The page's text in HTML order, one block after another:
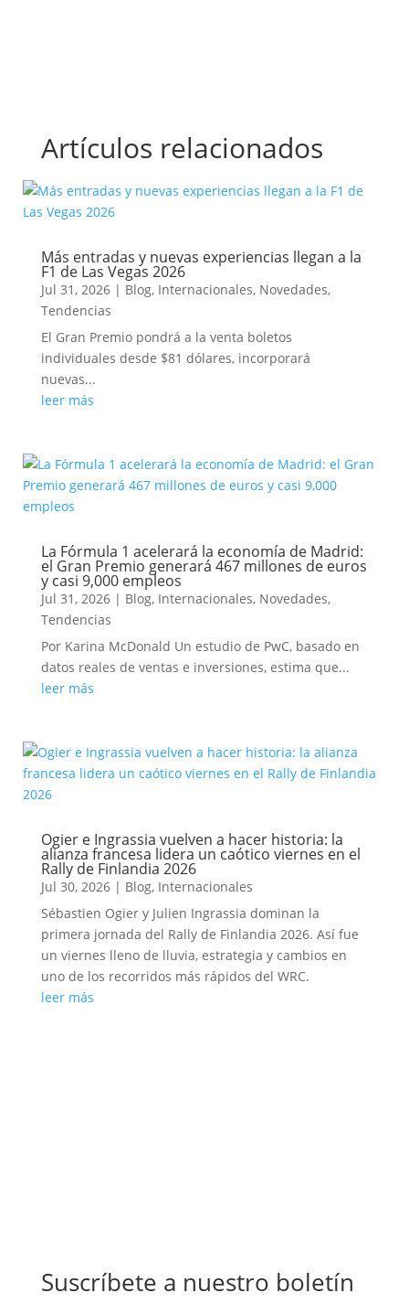
Artículos relacionados
Más entradas y nuevas experiencias llegan a la
F1 de Las Vegas 2026
Jul 31, 2026| Blog, Internacionales, Novedades,
Tendencias
El Gran Premio pondrá a la venta boletos
individuales desde $81 dólares, incorporará
nuevas...
leer más
La Fórmula 1 acelerará la economía de Madrid:
el Gran Premio generará 467 millones de euros
y casi 9,000 empleos
Jul 31, 2026| Blog, Internacionales, Novedades,
Tendencias
Por Karina McDonald Un estudio de PwC, basado en
datos reales de ventas e inversiones, estima que...
leer más
Ogier e Ingrassia vuelven a hacer historia: la
alianza francesa lidera un caótico viernes en el
Rally de Finlandia 2026
Jul 30, 2026| Blog, Internacionales
Sébastien Ogier y Julien Ingrassia dominan la
primera jornada del Rally de Finlandia 2026. Así fue
un viernes lleno de lluvia, estrategia y cambios en
uno de los recorridos más rápidos del WRC.
leer más
Suscríbete a nuestro boletín